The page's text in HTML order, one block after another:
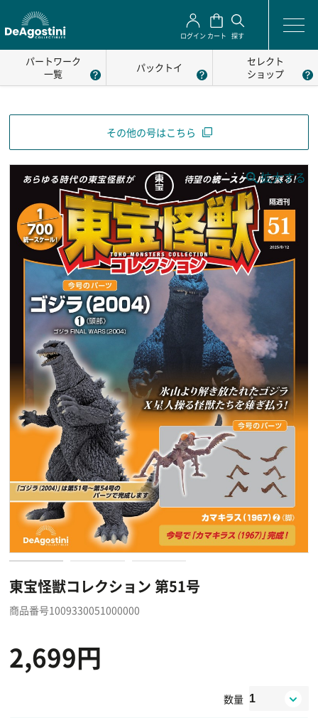
ログイン カート 探す
パートワーク
一覧
パックトイ
セレクト
ショップ
その他の号はこちら
東宝怪獣コレクション 第51号
商品番号1009330051000000
2,699円
数量